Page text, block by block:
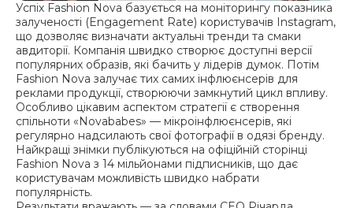
Успіх Fashion Nova базується на моніторингу показника
залученості (Engagement Rate) користувачів Instagram,
що дозволяє визначати актуальні тренди та смаки
авдиторії. Компанія швидко створює доступні версії
популярних образів, які бачить у лідерів думок. Потім
Fashion Nova залучає тих самих інфлюєнсерів для
реклами продукції, створюючи замкнутий цикл впливу.
Особливо цікавим аспектом стратегії є створення
спільноти «Novababes» — мікроінфлюєнсерів, які
регулярно надсилають свої фотографії в одязі бренду.
Найкращі знімки публікуються на офіційній сторінці
Fashion Nova з 14 мільйонами підписників, що дає
користувачам можливість швидко набрати
популярність.